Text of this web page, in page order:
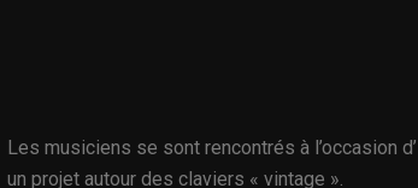
Les musiciens se sont rencontrés à l’occasion d’
un projet autour des claviers « vintage ».